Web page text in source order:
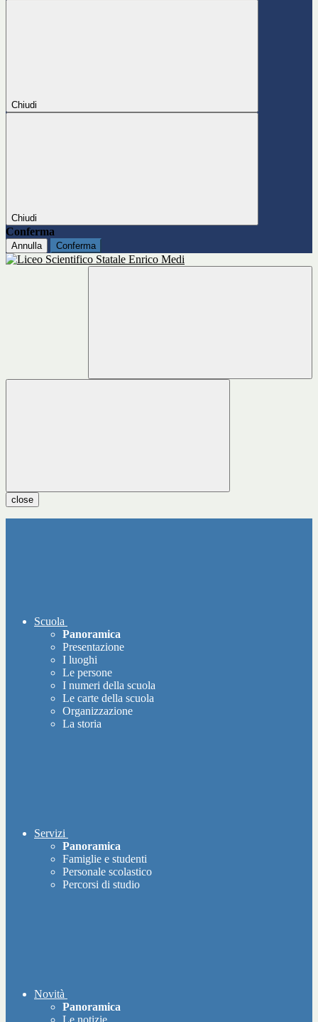
Chiudi
Chiudi
Conferma
Annulla Conferma
close
Scuola
Panoramica
Presentazione
I luoghi
Le persone
I numeri della scuola
Le carte della scuola
Organizzazione
La storia
Servizi
Panoramica
Famiglie e studenti
Personale scolastico
Percorsi di studio
Novità
Panoramica